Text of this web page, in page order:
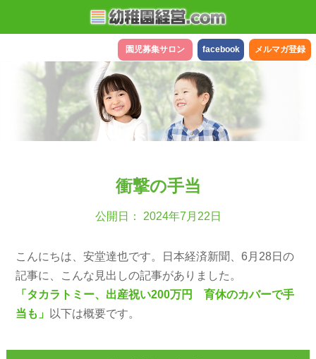
メルマガ登録
facebook
園児募集サロン
衝撃の手当
公開日： 2024年7月22日
こんにちは、安堂達也です。日本経済新聞、6月28日の
記事に、こんな見出しの記事がありました。
「タカラトミー、出産祝い200万円 育休のカバーで手
当も」
以下は概要です。